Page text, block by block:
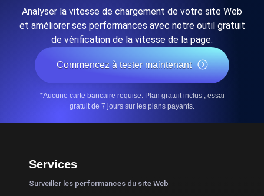
Analyser la vitesse de chargement de votre site Web
et améliorer ses performances avec notre outil gratuit
de vérification de la vitesse de la page.
Commencez à tester maintenant
*Aucune carte bancaire requise. Plan gratuit inclus ; essai
gratuit de 7 jours sur les plans payants.
Services
Surveiller les performances du site Web